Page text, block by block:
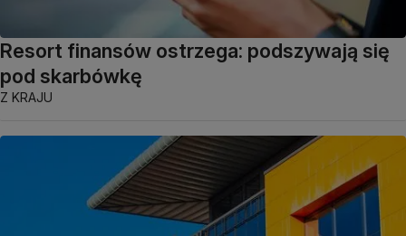
Resort finansów ostrzega: podszywają się
pod skarbówkę
Z KRAJU